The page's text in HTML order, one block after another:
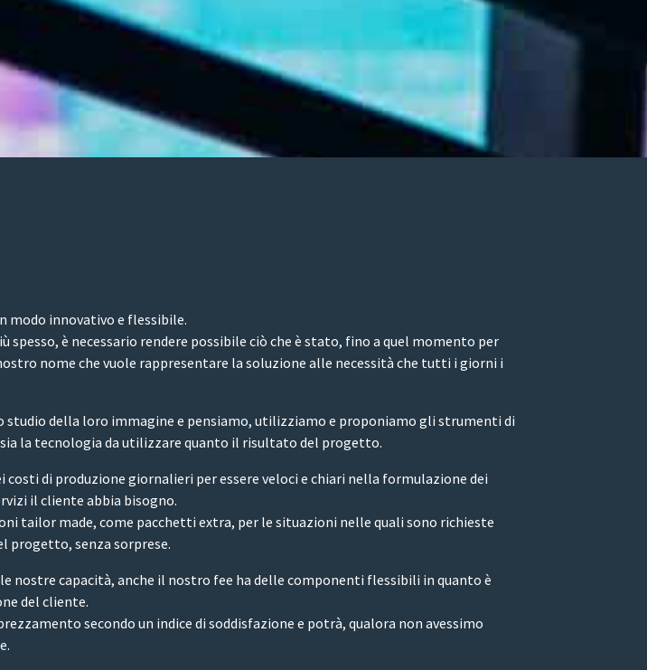
modo innovativo e flessibile.
è necessario rendere possibile ciò che è stato, fino a quel momento per
nome che vuole rappresentare la soluzione alle necessità che tutti i giorni i
della loro immagine e pensiamo, utilizziamo e proponiamo gli strumenti di
la tecnologia da utilizzare quanto il risultato del progetto.
di produzione giornalieri per essere veloci e chiari nella formulazione dei
il cliente abbia bisogno.
tailor made, come pacchetti extra, per le situazioni nelle quali sono richieste
progetto, senza sorprese.
nostre capacità, anche il nostro fee ha delle componenti flessibili in quanto è
del cliente.
secondo un indice di soddisfazione e potrà, qualora non avessimo